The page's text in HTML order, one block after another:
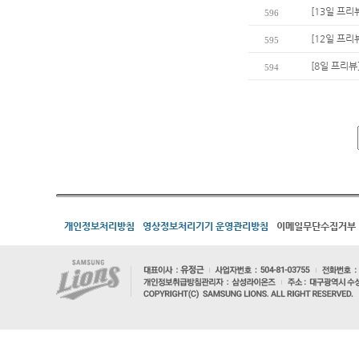
596 [13일 프리
595 [12일 프리
594 [8일 프리
개인정보처리방침 영상정보처리기기 운영관리방침 이메일무단수집거부